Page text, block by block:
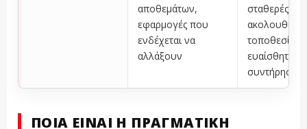
αποθεμάτων,
εφαρμογές που
ενδέχεται να
αλλάξουν
σταθερές
ακολουθίες,
τοποθεσίες
ευαίσθητες
συντήρηση
ΠΟΙΑ ΕΊΝΑΙ Η ΠΡΑΓΜΑΤΙΚΉ